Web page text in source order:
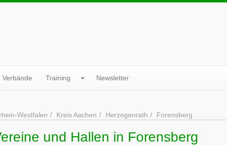
Verbände Training Newsletter
Westfalen Kreis Aachen Herzogenrath Forensberg
und Hallen in Forensberg